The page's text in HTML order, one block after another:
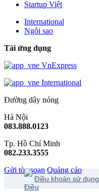
Startup Việt
International
Ngôi sao
Tải ứng dụng
VnExpress
International
Đường dây nóng
Hà Nội
083.888.0123
Tp. Hồ Chí Minh
082.233.3555
Gửi tòa soạn Quảng cáo
Điều khoản sử dụng